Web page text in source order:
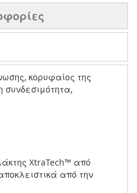
κορυφαίος της
XtraTech™ από
από την